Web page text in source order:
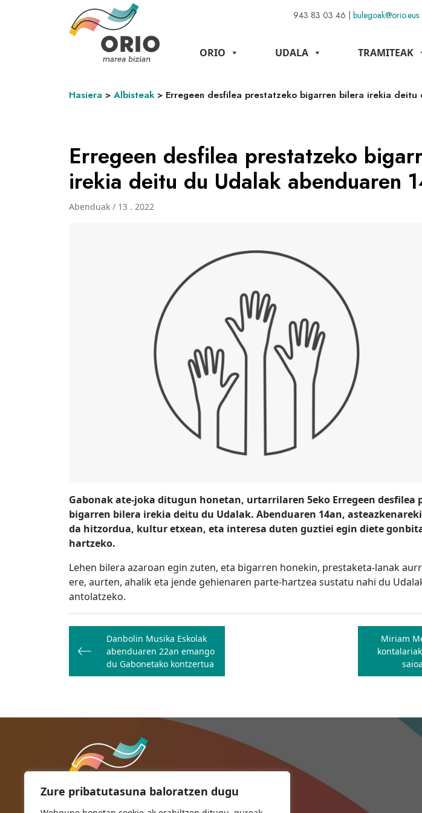
Zure pribatutasuna baloratzen dugu
943 83 03 46 | bulegoak@orio.eus
ORIO UDALA TRAMITEAK
Hasiera > Albisteak > Erregeen desfilea prestatzeko bigarren bilera irekia deitu
Erregeen desfilea prestatzeko
irekia deitu du Udalak abenduaren
Abenduak / 13 . 2022
Gabonak ate-joka ditugun honetan, urtarrilaren 5eko Erregeen desfilea
bigarren bilera irekia deitu du Udalak. Abenduaren 14an,
da hitzordua, kultur etxean, eta interesa duten guztiei egin diete
hartzeko.
Lehen bilera azaroan egin zuten, eta bigarren honekin, prestaketa-lanak
ere, aurten, ahalik eta jende gehienaren parte-hartzea sustatu nahi du
antolatzeko.
Bidalketetan
zehar
nabigatu
Danbolin Musika Eskolak
abenduaren 22an emango
du Gabonetako kontzertua
Miriam